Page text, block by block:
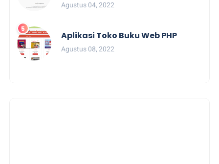
Agustus 04, 2022
Aplikasi Toko Buku Web PHP
Agustus 08, 2022